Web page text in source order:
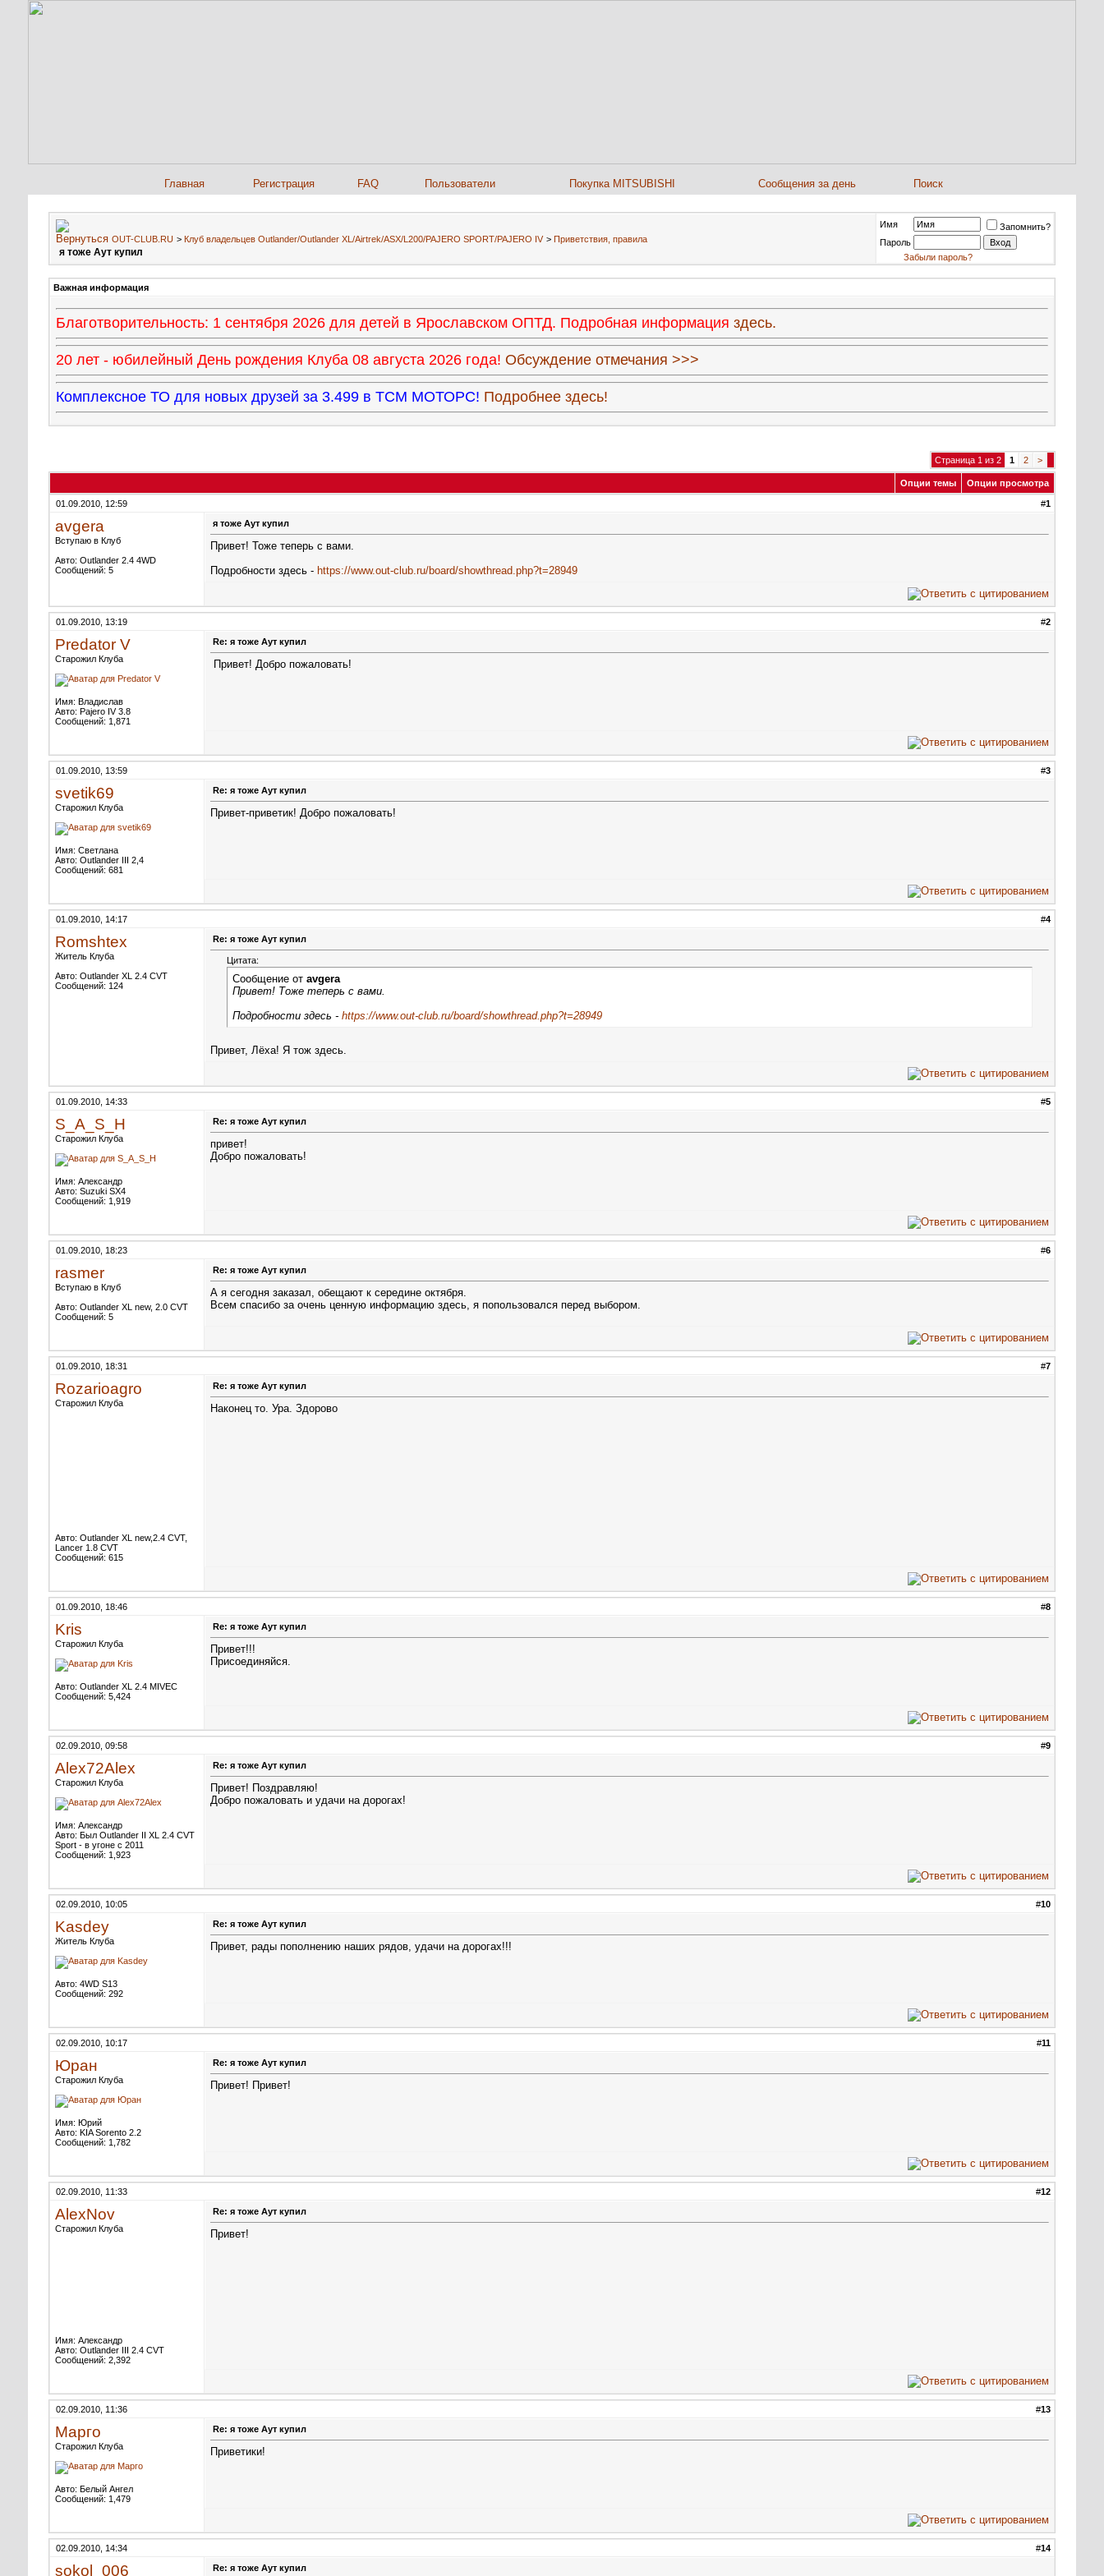
Главная Регистрация FAQ Пользователи Покупка MITSUBISHI Сообщения за день Поиск
OUT-CLUB.RU > Клуб владельцев Outlander/Outlander XL/Airtrek/ASX/L200/PAJERO SPORT/PAJERO IV > Приветствия, правила
я тоже Аут купил
Имя
Запомнить?
Пароль
Забыли пароль?
Важная информация
Благотворительность: 1 сентября 2026 для детей в Ярославском ОПТД. Подробная информация здесь.
20 лет - юбилейный День рождения Клуба 08 августа 2026 года! Обсуждение отмечания >>>
Комплексное ТО для новых друзей за 3.499 в ТСМ МОТОРС! Подробнее здесь!
Страница 1 из 2 1 2 >
Опции темы Опции просмотра
01.09.2010, 12:59 #1
avgera
Вступаю в Клуб
Авто: Outlander 2.4 4WD
Сообщений: 5
я тоже Аут купил
Привет! Тоже теперь с вами.
Подробности здесь - https://www.out-club.ru/board/showthread.php?t=28949
01.09.2010, 13:19 #2
Predator V
Старожил Клуба
Имя: Владислав
Авто: Pajero IV 3.8
Сообщений: 1,871
Re: я тоже Аут купил
Привет! Добро пожаловать!
01.09.2010, 13:59 #3
svetik69
Старожил Клуба
Имя: Светлана
Авто: Outlander III 2,4
Сообщений: 681
Re: я тоже Аут купил
Привет-приветик! Добро пожаловать!
01.09.2010, 14:17 #4
Romshtex
Житель Клуба
Авто: Outlander XL 2.4 CVT
Сообщений: 124
Re: я тоже Аут купил
Цитата:
Сообщение от avgera
Привет! Тоже теперь с вами.
Подробности здесь - https://www.out-club.ru/board/showthread.php?t=28949
Привет, Лёха! Я тож здесь.
01.09.2010, 14:33 #5
S_A_S_H
Старожил Клуба
Имя: Александр
Авто: Suzuki SX4
Сообщений: 1,919
Re: я тоже Аут купил
привет!
Добро пожаловать!
01.09.2010, 18:23 #6
rasmer
Вступаю в Клуб
Авто: Outlander XL new, 2.0 CVT
Сообщений: 5
Re: я тоже Аут купил
А я сегодня заказал, обещают к середине октября.
Всем спасибо за очень ценную информацию здесь, я попользовался перед выбором.
01.09.2010, 18:31 #7
Rozarioagro
Старожил Клуба
Авто: Outlander XL new,2.4 CVT,
Lancer 1.8 CVT
Сообщений: 615
Re: я тоже Аут купил
Наконец то. Ура. Здорово
01.09.2010, 18:46 #8
Kris
Старожил Клуба
Авто: Outlander XL 2.4 MIVEC
Сообщений: 5,424
Re: я тоже Аут купил
Привет!!!
Присоединяйся.
02.09.2010, 09:58 #9
Alex72Alex
Старожил Клуба
Имя: Александр
Авто: Был Outlander II XL 2.4 CVT
Sport - в угоне с 2011
Сообщений: 1,923
Re: я тоже Аут купил
Привет! Поздравляю!
Добро пожаловать и удачи на дорогах!
02.09.2010, 10:05 #10
Kasdey
Житель Клуба
Авто: 4WD S13
Сообщений: 292
Re: я тоже Аут купил
Привет, рады пополнению наших рядов, удачи на дорогах!!!
02.09.2010, 10:17 #11
Юран
Старожил Клуба
Имя: Юрий
Авто: KIA Sorento 2.2
Сообщений: 1,782
Re: я тоже Аут купил
Привет! Привет!
02.09.2010, 11:33 #12
AlexNov
Старожил Клуба
Имя: Александр
Авто: Outlander III 2.4 CVT
Сообщений: 2,392
Re: я тоже Аут купил
Привет!
02.09.2010, 11:36 #13
Марго
Старожил Клуба
Авто: Белый Ангел
Сообщений: 1,479
Re: я тоже Аут купил
Приветики!
02.09.2010, 14:34 #14
sokol_006 Re: я тоже Аут купил